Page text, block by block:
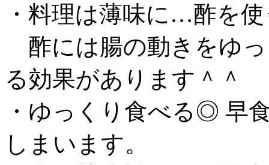
・料理は薄味に…酢を
酢には腸の動きをゆ
る効果があります＾＾
・ゆっくり食べる◎ 早
しまいます。